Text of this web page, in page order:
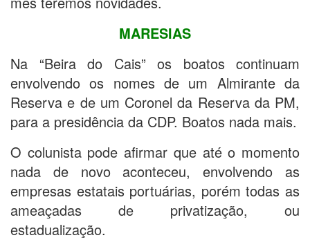
MARESIAS
Na “Beira do Cais” os boatos continuam
envolvendo os nomes de um Almirante da
Reserva e de um Coronel da Reserva da PM,
para a presidência da CDP. Boatos nada mais.
O colunista pode afirmar que até o momento
nada de novo aconteceu, envolvendo as
empresas estatais portuárias, porém todas as
ameaçadas de privatização, ou
estadualização.